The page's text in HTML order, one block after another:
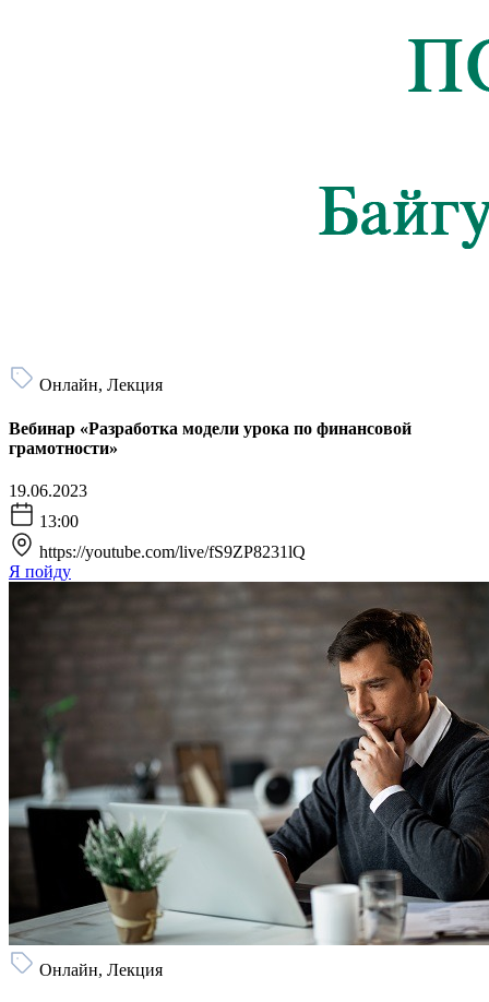
Онлайн, Лекция
Вебинар «Разработка модели урока по финансовой
грамотности»
19.06.2023
13:00
https://youtube.com/live/fS9ZP8231lQ
Я пойду
Онлайн, Лекция